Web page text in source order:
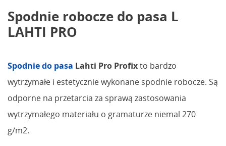
Spodnie robocze do pasa L
LAHTI PRO
Spodnie do pasa Lahti Pro Profixto bardzo
wytrzymałe i estetycznie wykonane spodnie robocze. Są
odporne na przetarcia za sprawą zastosowania
wytrzymałego materiału o gramaturze niemal 270
g/m2.